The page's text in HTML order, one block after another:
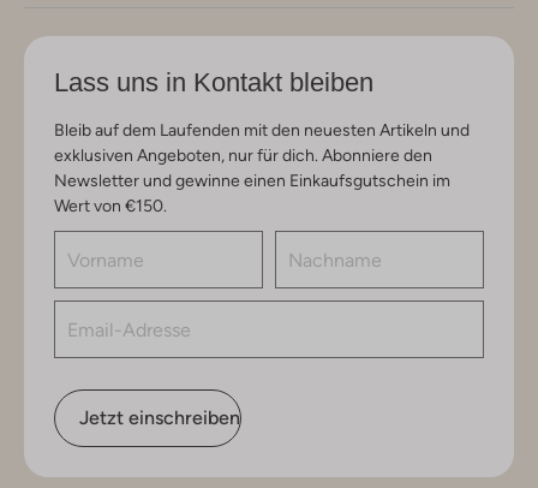
Lass uns in Kontakt bleiben
Bleib auf dem Laufenden mit den neuesten Artikeln und
exklusiven Angeboten, nur für dich. Abonniere den
Newsletter und gewinne einen Einkaufsgutschein im
Wert von €150.
Jetzt einschreiben